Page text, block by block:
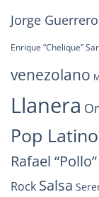
Jorge Guerrero
Enrique “Chelique”
venezolano
Llanera
Pop Latino
Rafael
Rock Salsa